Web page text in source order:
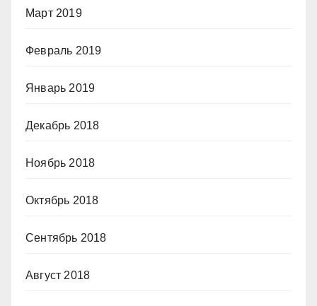
Март 2019
Февраль 2019
Январь 2019
Декабрь 2018
Ноябрь 2018
Октябрь 2018
Сентябрь 2018
Август 2018